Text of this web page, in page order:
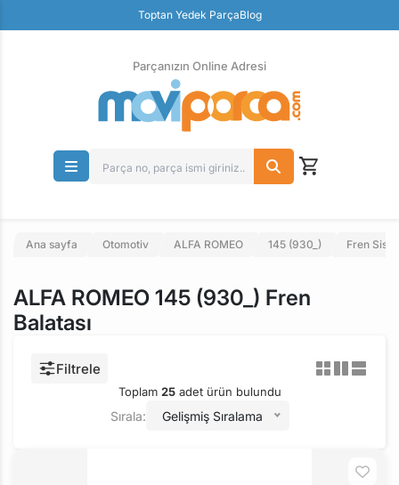
Toptan Yedek ParçaBlog
100% Orjinal Ürün
Güvenli Ödeme
Ücretsiz İade
Parçanızın Online Adresi
Ana sayfa Otomotiv ALFA ROMEO 145 (930_) Fren
ALFA ROMEO 145 (930_) Fren
Balatası
Filtrele
Toplam 25adet ürün bulundu
Sırala: Gelişmiş Sıralama